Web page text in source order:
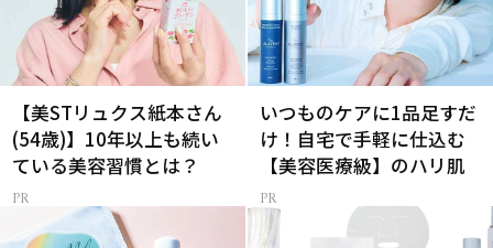
【美STリュクス紙本さん
(54歳)】10年以上も続い
ている美容習慣とは？
いつものケアに1品足すだ
け！自宅で手軽に仕込む
【美容医療級】のハリ肌